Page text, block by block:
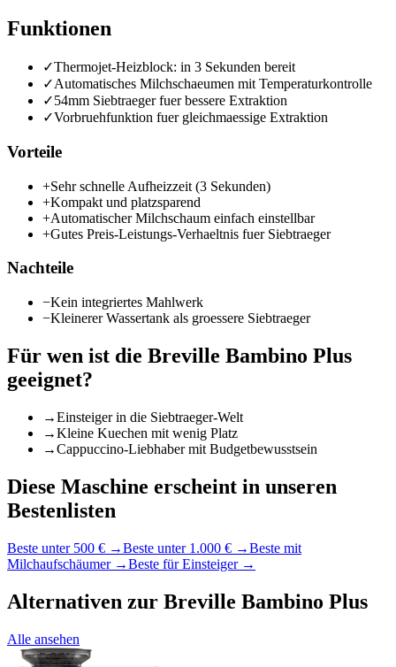
Funktionen
✓Thermojet-Heizblock: in 3 Sekunden bereit
✓Automatisches Milchschaeumen mit Temperaturkontrolle
✓54mm Siebtraeger fuer bessere Extraktion
✓Vorbruehfunktion fuer gleichmaessige Extraktion
Vorteile
+Sehr schnelle Aufheizzeit (3 Sekunden)
+Kompakt und platzsparend
+Automatischer Milchschaum einfach einstellbar
+Gutes Preis-Leistungs-Verhaeltnis fuer Siebtraeger
Nachteile
−Kein integriertes Mahlwerk
−Kleinerer Wassertank als groessere Siebtraeger
Für wen ist die Breville Bambino Plus
geeignet?
→Einsteiger in die Siebtraeger-Welt
→Kleine Kuechen mit wenig Platz
→Cappuccino-Liebhaber mit Budgetbewusstsein
Diese Maschine erscheint in unseren
Bestenlisten
Beste unter 500 € →Beste unter 1.000 € →Beste mit
Milchaufschäumer→Beste für Einsteiger→
Alternativen zur Breville Bambino Plus
Alle ansehen